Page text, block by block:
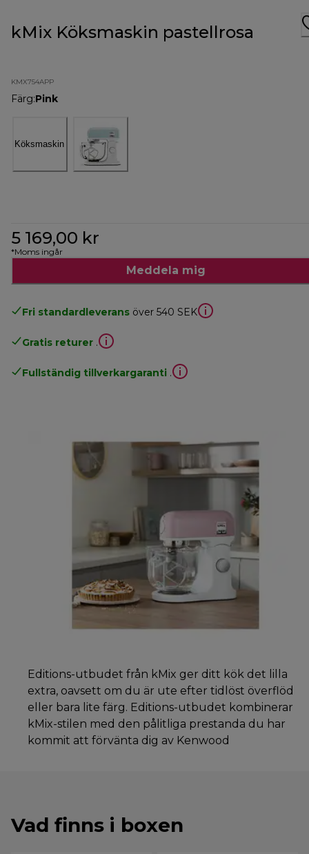
kMix Köksmaskin pastellrosa
KMX754APP
Färg:Pink
5 169,00 kr
*Moms ingår
Meddela mig
Fri standardleverans över 540 SEK
Gratis returer .
Fullständig tillverkargaranti .
Editions-utbudet från kMix ger ditt kök det lilla
extra, oavsett om du är ute efter tidlöst överflöd
eller bara lite färg. Editions-utbudet kombinerar
kMix-stilen med den pålitliga prestanda du har
kommit att förvänta dig av Kenwood
Vad finns i boxen